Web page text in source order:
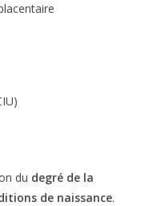
du degré de la
de naissance.